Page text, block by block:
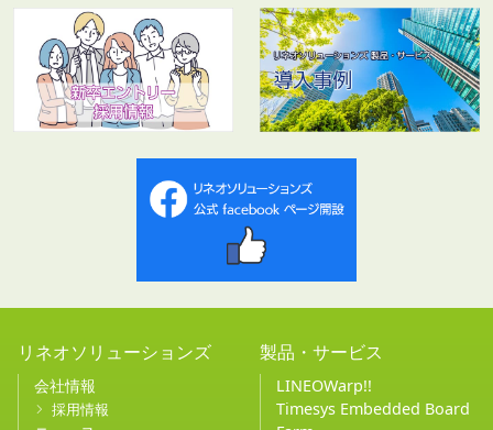
リネオソリューションズ
会社情報
採用情報
製品・サービス
LINEOWarp!!
Timesys Embedded Board